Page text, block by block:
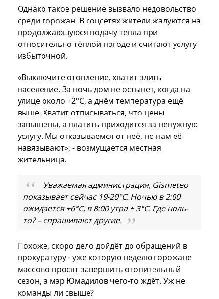
Однако такое решение вызвало недовольство
среди горожан. В соцсетях жители жалуются на
продолжающуюся подачу тепла при
относительно тёплой погоде и считают услугу
избыточной.
«Выключите отопление, хватит злить
население. За ночь дом не остынет, когда на
улице около +2°С, а днём температура ещё
выше. Хватит отписываться, что цены
завышены, а платить приходится за ненужную
услугу. Мы отказываемся от неё, но нам её
навязывают», - возмущается местная
жительница.
Уважаемая администрация, Gismeteo
показывает сейчас 19-20°С. Ночью в 2:00
ожидается +6°С, в 8:00 утра + 3°С. Где ноль-
то? – спрашивают другие.
Похоже, скоро дело дойдёт до обращений в
прокуратуру - уже которую неделю горожане
массово просят завершить отопительный
сезон, а мэр Юмадилов чего-то ждёт. Уж не
команды ли свыше?